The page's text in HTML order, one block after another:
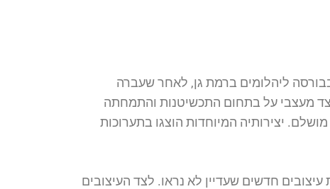
ליהלומים ברמת גן, לאחר שעברה
מעצבי על בתחום התכשיטנות והתמחתה
יצירותיה המיוחדות הוצגו בתערוכות
עיצובים חדשים שעדיין לא נראו. לצד העיצובים